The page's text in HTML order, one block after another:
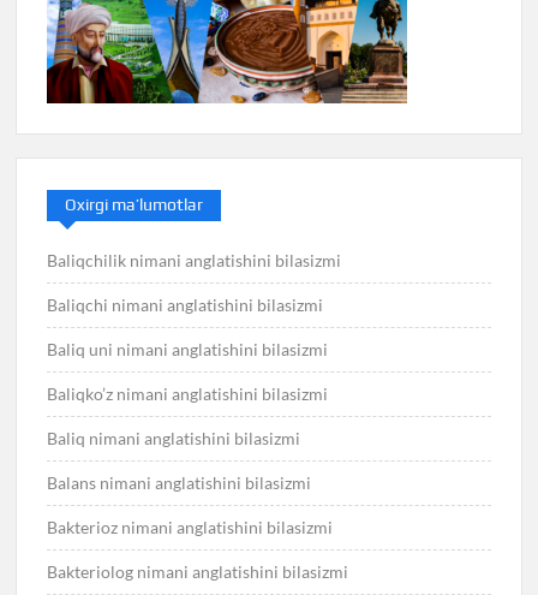
Oxirgi ma’lumotlar
Baliqchilik nimani anglatishini bilasizmi
Baliqchi nimani anglatishini bilasizmi
Baliq uni nimani anglatishini bilasizmi
Baliqko’z nimani anglatishini bilasizmi
Baliq nimani anglatishini bilasizmi
Balans nimani anglatishini bilasizmi
Bakterioz nimani anglatishini bilasizmi
Bakteriolog nimani anglatishini bilasizmi